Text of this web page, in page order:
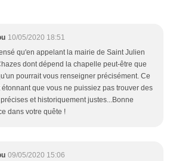
10/05/2020 18:51
qu'en appelant la mairie de Saint Julien
dont dépend la chapelle peut-être que
pourrait vous renseigner précisément. Ce
étonnant que vous ne puissiez pas trouver des
précises et historiquement justes...Bonne
dans votre quête !
09/05/2020 15:06